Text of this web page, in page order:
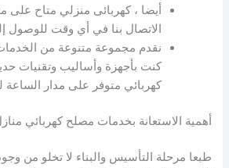
أيضا ، كهربائى منزلي متاح على
الاتصال بنا في أي وقت للوصول
نقدم مجموعة متنوعة من
كنت بأجهزة وأساليب وتقنيات
كهربائي متوفر على مدار الساعة
أهمية الاستعانة بخدمات مصلح كهربائي
طبعا مرحلة التأسيس والبناء لا تخلو من